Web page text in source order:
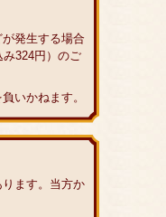
発生する場合
324円）のご
いかねます。
ます。当方か